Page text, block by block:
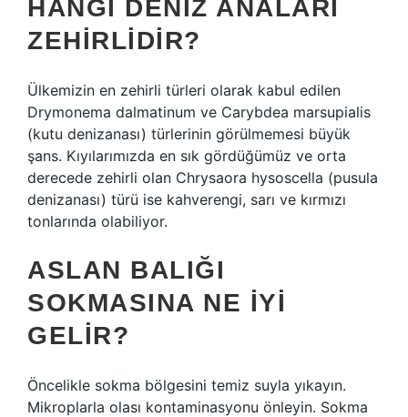
HANGI DENIZ ANALARI
ZEHIRLIDIR?
Ülkemizin en zehirli türleri olarak kabul edilen
Drymonema dalmatinum ve Carybdea marsupialis
(kutu denizanası) türlerinin görülmemesi büyük
şans. Kıyılarımızda en sık gördüğümüz ve orta
derecede zehirli olan Chrysaora hysoscella (pusula
denizanası) türü ise kahverengi, sarı ve kırmızı
tonlarında olabiliyor.
ASLAN BALIĞI
SOKMASINA NE IYI
GELIR?
Öncelikle sokma bölgesini temiz suyla yıkayın.
Mikroplarla olası kontaminasyonu önleyin. Sokma